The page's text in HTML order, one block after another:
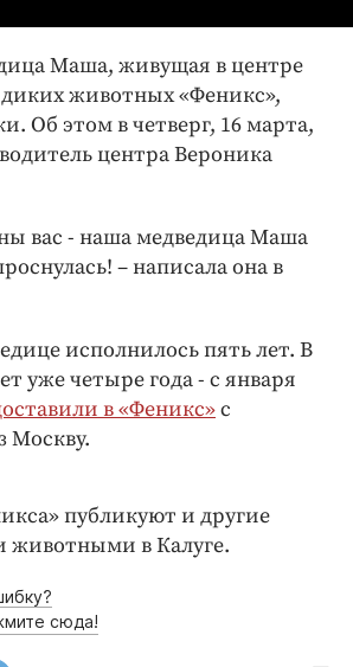
года
Маша, живущая в центре
животных «Феникс»,
Об этом в четверг, 16 марта,
центра Вероника
вас - наша медведица Маша
– написала она в
исполнилось пять лет. В
уже четыре года - с января
в «Феникс»с
Москву.
публикуют и другие
животными в Калуге.
сюда!